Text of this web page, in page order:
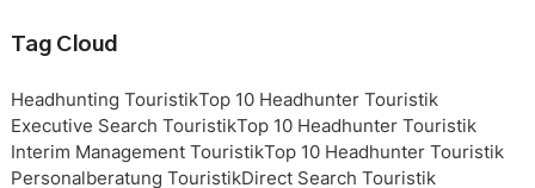
Tag Cloud
Headhunting TouristikTop 10 Headhunter Touristik
Executive Search TouristikTop 10 Headhunter Touristik
Interim Management TouristikTop 10 Headhunter Touristik
Personalberatung TouristikDirect Search Touristik